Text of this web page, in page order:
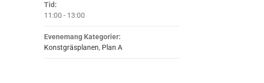
Tid:
11:00 - 13:00
Evenemang Kategorier:
Konstgräsplanen, Plan A